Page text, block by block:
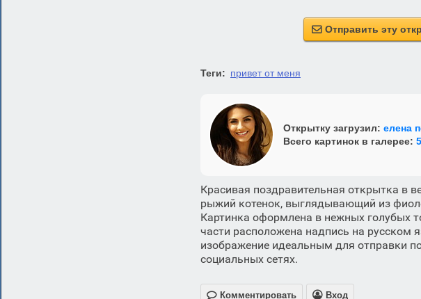
 Отправить эту
Теги: привет от меня
Открытку загрузил: елена
Всего картинок в галерее:
Красивая поздравительная открытка в
рыжий котенок, выглядывающий из
Картинка оформлена в нежных голубых
части расположена надпись на русском
изображение идеальным для отправки
социальных сетях.
 Комментировать  Вход